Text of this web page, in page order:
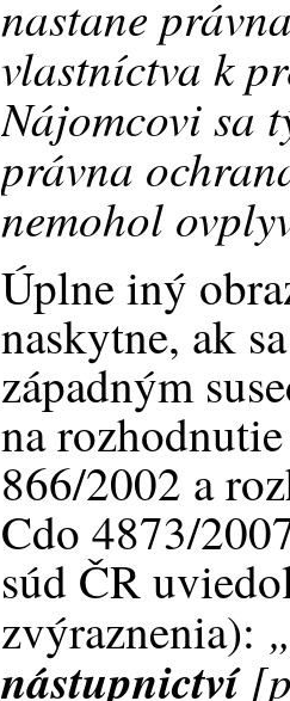
nastane
vlastníctva k
Nájomcovi sa
právna
nemohol
Úplne iný
naskytne, ak
západným
na
866/2002 a
Cdo 4873/
súd ČR
zvýraznenia):
nástupnictví